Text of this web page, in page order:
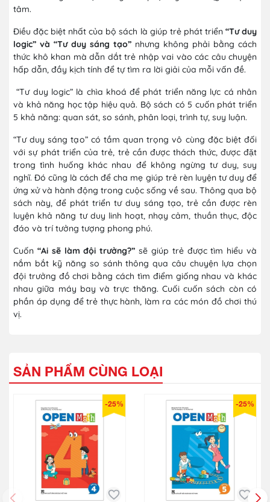
tâm.
Điều đặc biệt nhất của bộ sách là giúp trẻ phát triển “Tư duy
logic” và “Tư duy sáng tạo” nhưng không phải bằng cách
thức khô khan mà dẫn dắt trẻ nhập vai vào các câu chuyện
hấp dẫn, đầy kịch tính để tự tìm ra lời giải của mỗi vấn đề.
“Tư duy logic” là chìa khoá để phát triển năng lực cá nhân
và khả năng học tập hiệu quả. Bộ sách có 5 cuốn phát triển
5 khả năng: quan sát, so sánh, phân loại, trình tự, suy luận.
“Tư duy sáng tạo” có tầm quan trọng vô cùng đặc biệt đối
với sự phát triển của trẻ, trẻ cần được thách thức, được đặt
trong tình huống khác nhau để không ngừng tư duy, suy
nghĩ. Đó cũng là cách để cha mẹ giúp trẻ rèn luyện tư duy để
ứng xử và hành động trong cuộc sống về sau. Thông qua bộ
sách này, để phát triển tư duy sáng tạo, trẻ cần được rèn
luyện khả năng tư duy linh hoạt, nhạy cảm, thuần thục, độc
đáo và trí tưởng tượng phong phú.
Cuốn “Ai sẽ làm đội trưởng?” sẽ giúp trẻ được tìm hiểu và
nắm bắt kỹ năng so sánh thông qua câu chuyện lựa chọn
đội trưởng đồ chơi bằng cách tìm điểm giống nhau và khác
nhau giữa máy bay và trực thăng. Cuối cuốn sách còn có
phần áp dụng để trẻ thực hành, làm ra các món đồ chơi thú
vị.
SẢN PHẨM CÙNG LOẠI
-25% -25%